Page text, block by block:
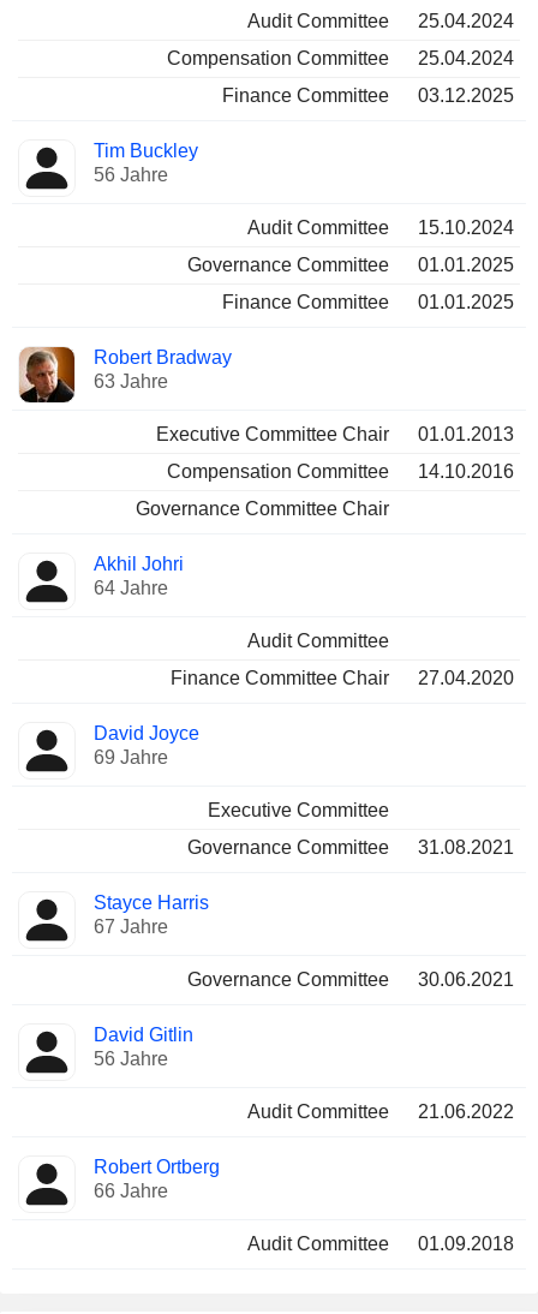
Audit Committee
25.04.2024
Compensation Committee
25.04.2024
Finance Committee
03.12.2025
Tim Buckley
56 Jahre
Audit Committee
15.10.2024
Governance Committee
01.01.2025
Finance Committee
01.01.2025
Robert Bradway
63 Jahre
Executive Committee Chair
01.01.2013
Compensation Committee
14.10.2016
Governance Committee Chair
Akhil Johri
64 Jahre
Audit Committee
Finance Committee Chair
27.04.2020
David Joyce
69 Jahre
Executive Committee
Governance Committee
31.08.2021
Stayce Harris
67 Jahre
Governance Committee 30.06.2021
David Gitlin
56 Jahre
Audit Committee 21.06.2022
Robert Ortberg
66 Jahre
Audit Committee 01.09.2018